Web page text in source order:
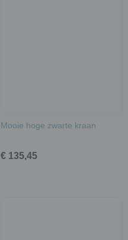
Mooie hoge zwarte kraan
€ 135,45